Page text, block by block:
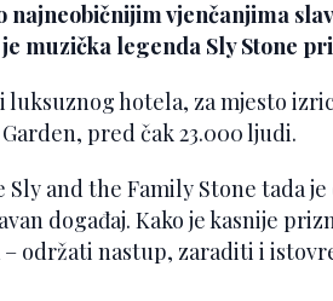
najneobičnijim vjenčanjima
muzička legenda Sly Stone
hotela, za mjesto
pred čak 23.000 ljudi.
and the Family Stone tada
događaj. Kako je kasnije
održati nastup, zaraditi i